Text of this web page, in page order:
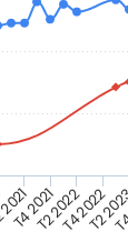
T4 2021T2 2022T4 2022
T2